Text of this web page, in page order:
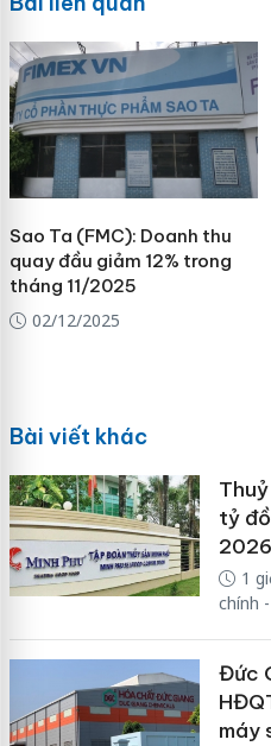
Sao Ta (FMC): Doanh thu
quay đầu giảm 12% trong
tháng 11/2025
02/12/2025
Bài viết khác
tỷ
1
chính
Đức
máy